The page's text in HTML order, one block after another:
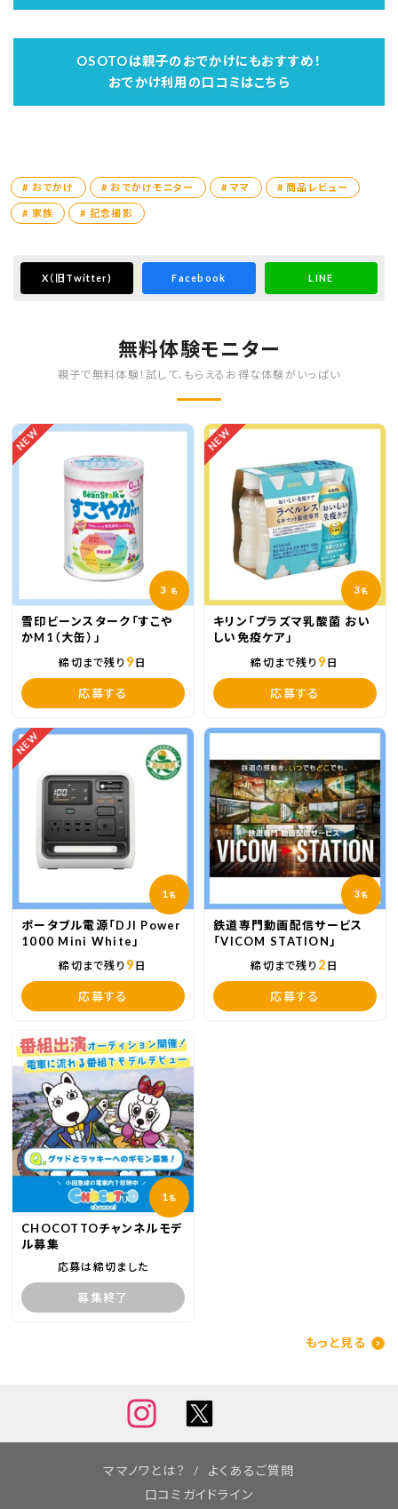
★撮影
やっぱりプロのカメラマンはすごい✨
娘の一瞬の笑顔や変顔！も逃しません♡
⁡
⁡
★後日、写真データをいただけます
七五三のお宮参り⛩
たくさんいただいて、
胸がいっぱい。
すっごく丁寧で撮影お上手でした✨
スタジオ支度と、自宅支度選べます☺︎
都内は混んでそうだったので、
氷川神社選びましたが大正解でした。
映えスポットたくさんの、
とっても素敵な神社でした^^
おちゃっぴー次女👶🏻
にーにとねーねの七五三のお付き添いだったけ
出張撮影のOSOTO
神社へ⛩
楽々なのも良かったです🙆‍♀️
いい表情いっぱい撮れたね⑅︎◡̈︎*
思いがけないパパとママの2ショットも撮ってく
変顔して笑わせてくれた娘も撮ってくれてた🤣
OSOTOは親子のおでかけにもおすすめ！
おでかけ利用の口コミはこちら
# おでかけ # おでかけモニター # ママ # 商品レビュー
# 家族 # 記念撮影
X （旧Twitter) Facebook LINE
無料体験モニター
親子で無料体験！試して、もらえるお得な体験がいっぱい
NEW
3 名
雪印ビーンスターク「すこや
かM1（大缶）」
締切まで残り 9 日
応募する
NEW
3名
キリン「プラズマ乳酸菌 おい
しい免疫ケア」
締切まで残り 9 日
応募する
NEW
1 名
ポータブル電源「DJI Power
1000 Mini White」
締切まで残り 9 日
応募する
3名
鉄道専門動画配信サービス
「VICOM STATION」
締切まで残り 2 日
応募する
1 名
CHOCOTTOチャンネルモデ
ル募集
応募は締切ました
募集終了
もっと見る
ママノワとは？
よくあるご質問
口コミガイドライン